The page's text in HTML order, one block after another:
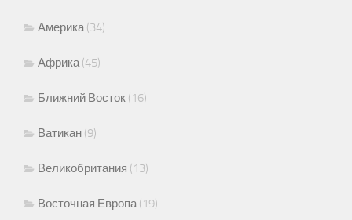
Америка(34)
Африка(45)
Ближний Восток (16)
Ватикан (9)
Великобритания (13)
Восточная Европа(19)